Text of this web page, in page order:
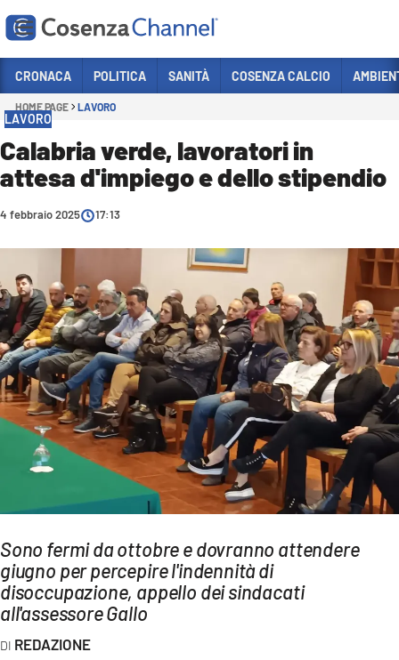
Sezioni
CRONACA
POLITICA
ITALIA MONDO
SANITÀ
SPORT
CULTURA
AMBIENTE
Streaming
LAC TV
LAC NETWORK
LAC ONAIR
LaC
Network
LACPLAY.IT
CRONACA POLITICA SANITÀ COSENZA CALCIO
HOME PAGE LAVORO
LAVORO
Calabria verde, lavoratori in
attesa d'impiego e dello stipendio
4 febbraio 2025 17:13
Sono fermi da ottobre e dovranno attendere
giugno per percepire l'indennità di
disoccupazione, appello dei sindacati
all'assessore Gallo
REDAZIONE